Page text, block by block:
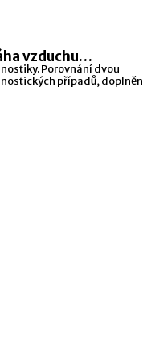
vzduchu…
Porovnání dvou
případů,